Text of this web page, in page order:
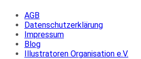
AGB
Datenschutzerklärung
Impressum
Blog
Illustratoren Organisation e.V.